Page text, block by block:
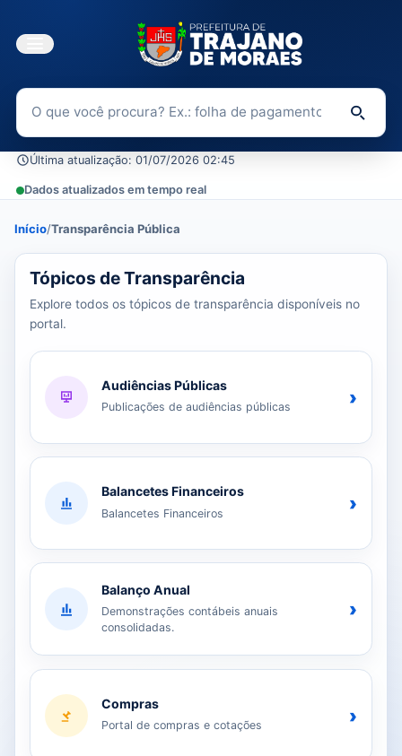
Buscar no Portal da Transparência
Última atualização: 01/07/2026 02:45
Dados atualizados em tempo real
Início/Transparência Pública
37 tópicos carregados do banco de dados.
Tópicos de Transparência
Explore todos os tópicos de transparência disponíveis no
portal.
Audiências Públicas
Publicações de audiências públicas ›
Balancetes Financeiros
Balancetes Financeiros ›
Balanço Anual
Demonstrações contábeis anuais
consolidadas.
›
Compras
Portal de compras e cotações ›